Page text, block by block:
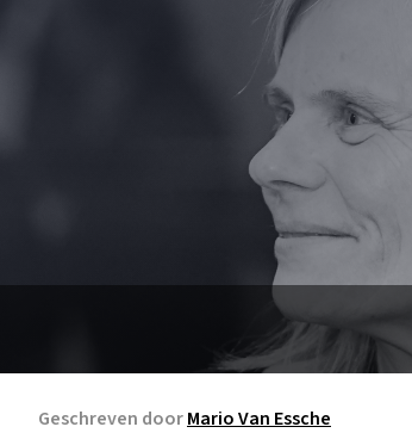
Geschreven doorMario Van Essche